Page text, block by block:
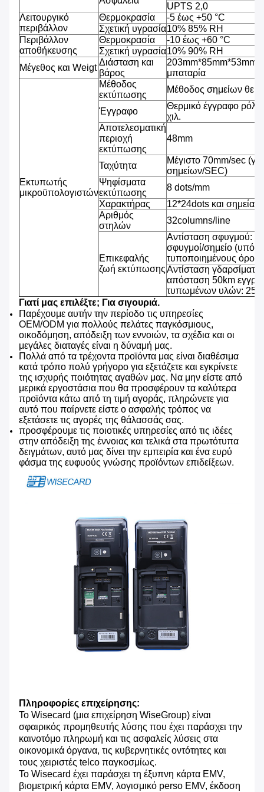
UPTS 2,0
Λειτουργικό
περιβάλλον
Θερμοκρασία
-5 έως +50 °C
Σχετική υγρασία10% 85% RH
Περιβάλλον
αποθήκευσης
Θερμοκρασία
-10 έως +60 °C
Σχετική υγρασία10% 90% RH
Μέγεθος και Weigt
Διάσταση και
βάρος
203mm*85mm*53mm,
μπαταρία
Εκτυπωτής
μικροϋπολογιστών
Μέθοδος
εκτύπωσης
Μέθοδος σημείων
Έγγραφο
Θερμικό έγγραφο
χιλ.
Αποτελεσματική
περιοχή
εκτύπωσης
48mm
Ταχύτητα
Μέγιστο 70mm/sec
σημείων/SEC)
Ψηφίσματα
εκτύπωσης
8 dots/mm
Χαρακτήρας
12*24dots και σημεία
Αριθμός
στηλών
32columns/line
Επικεφαλής
ζωή εκτύπωσης
Αντίσταση σφυγμού:
σφυγμοί/σημείο (υπό
τυποποιημένους
Αντίσταση
απόσταση 50km
τυπωμένων υλών: 25%
Γιατί μας επιλέξτε; Για σιγουριά.
Παρέχουμε αυτήν την περίοδο τις υπηρεσίες
OEM/ODM για πολλούς πελάτες παγκόσμιους,
οικοδόμηση, απόδειξη των εννοιών, τα σχέδια και οι
μεγάλες διαταγές είναι η δύναμή μας.
Πολλά από τα τρέχοντα προϊόντα μας είναι διαθέσιμα
κατά τρόπο πολύ γρήγορο για εξετάζετε και εγκρίνετε
της ισχυρής ποιότητας αγαθών μας. Να μην είστε από
μερικά εργοστάσια που θα προσφέρουν τα καλύτερα
προϊόντα κάτω από τη τιμή αγοράς, πληρώνετε για
αυτό που παίρνετε είστε ο ασφαλής τρόπος να
εξετάσετε τις αγορές της θάλασσάς σας.
προσφέρουμε τις ποιοτικές υπηρεσίες από τις ιδέες
στην απόδειξη της έννοιας και τελικά στα πρωτότυπα
δειγμάτων, αυτό μας δίνει την εμπειρία και ένα ευρύ
φάσμα της ευφυούς γνώσης προϊόντων επιδείξεων.
Πληροφορίες επιχείρησης:
Το Wisecard (μια επιχείρηση WiseGroup) είναι
σφαιρικός προμηθευτής λύσης που έχει παράσχει την
καινοτόμο πληρωμή και τις ασφαλείς λύσεις στα
οικονομικά όργανα, τις κυβερνητικές οντότητες και
τους χειριστές telco παγκοσμίως.
Το Wisecard έχει παράσχει τη έξυπνη κάρτα EMV,
βιομετρική κάρτα EMV, λογισμικό perso EMV, έκδοση